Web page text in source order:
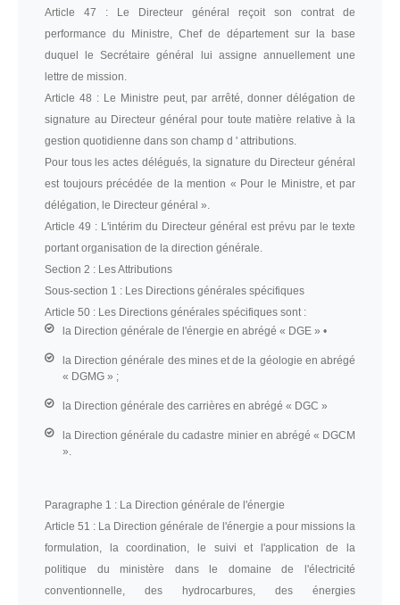
Article 47 : Le Directeur général reçoit son contrat de
performance du Ministre, Chef de département sur la base
duquel le Secrétaire général lui assigne annuellement une
lettre de mission.
Article 48 :Le Ministre peut, par arrêté, donner délégation de
signature au Directeur général pour toute matière relative à la
gestion quotidienne dans son champ d ' attributions.
Pour tous les actes délégués, la signature du Directeur général
est toujours précédée de la mention « Pour le Ministre, et par
délégation, le Directeur général ».
Article 49 : L'intérim du Directeur général est prévu par le texte
portant organisation de la direction générale.
Section 2 : Les Attributions
Sous-section 1 : Les Directions générales spécifiques
Article 50 : Les Directions générales spécifiques sont :
la Direction générale de l'énergie en abrégé « DGE » •
la Direction générale des mines et de la géologie en abrégé
« DGMG » ;
la Direction générale des carrières en abrégé « DGC »
la Direction générale du cadastre minier en abrégé « DGCM
».
Paragraphe 1 : La Direction générale de l'énergie
Article 51 : La Direction générale de l'énergie a pour missions la
formulation, la coordination, le suivi et l'application de la
politique du ministère dans le domaine de l'électricité
conventionnelle, des hydrocarbures, des énergies